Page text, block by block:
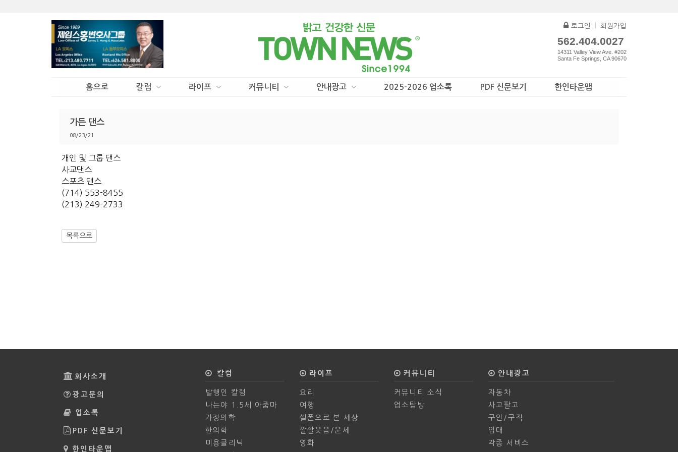
로그인 회원가입
562.404.0027
14311 Valley View Ave. #202
Santa Fe Springs, CA 90670
홈으로 칼럼 라이프 커뮤니티 안내광고 2025-2026 업소록 PDF 신문보기 한인타운맵
가든 댄스
08/23/21
개인 및 그룹 댄스
사교댄스
스포츠 댄스
(714) 553-8455
(213) 249-2733
목록으로
회사소개
광고문의
업소록
PDF 신문보기
한인타운맵
칼럼
발행인 칼럼
나는야 1.5세 아줌마
가정의학
한의학
미용클리닉
라이프
요리
여행
셀폰으로 본 세상
깔깔웃음/운세
영화
커뮤니티
커뮤니티 소식
업소탐방
안내광고
자동차
사고팔고
구인/구직
임대
각종 서비스